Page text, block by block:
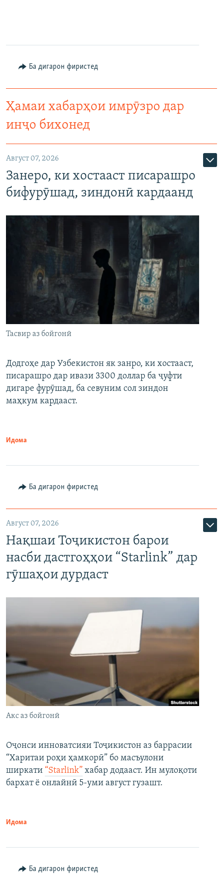
Ба дигарон фиристед
Ҳамаи хабарҳои имрӯзро дар
инҷо бихонед
Август 07, 2026
Занеро, ки хостааст писарашро
бифурӯшад, зиндонӣ кардаанд
Тасвир аз бойгонӣ
Додгоҳе дар Узбекистон як занро, ки хостааст,
писарашро дар ивази 3300 доллар ба ҷуфти
дигаре фурӯшад, ба севуним сол зиндон
маҳкум кардааст.
Идома
Ба дигарон фиристед
Август 07, 2026
Нақшаи Тоҷикистон барои
насби дастгоҳҳои “Starlink” дар
гӯшаҳои дурдаст
Акс аз бойгонӣ
Оҷонси инноватсияи Тоҷикистон аз баррасии
“Харитаи роҳи ҳамкорӣ” бо масъулони
ширкати “Starlink” хабар додааст. Ин мулоқоти
бархат ё онлайнӣ 5-уми август гузашт.
Идома
Ба дигарон фиристед